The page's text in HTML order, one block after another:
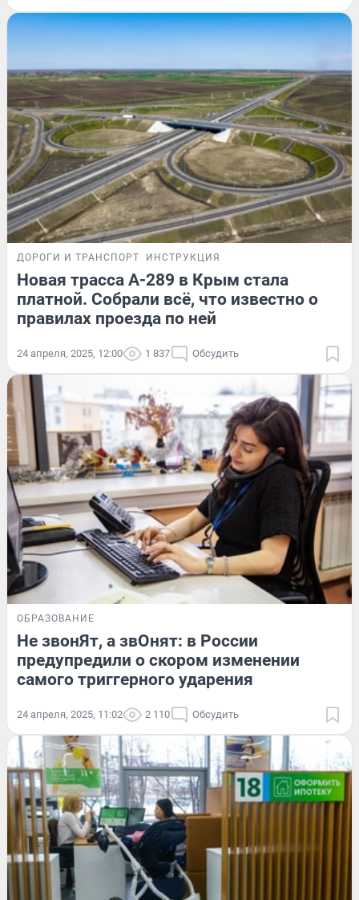
ДОРОГИ И ТРАНСПОРТ ИНСТРУКЦИЯ
Новая трасса А-289 в Крым стала
платной. Собрали всё, что известно о
правилах проезда по ней
24 апреля, 2025, 12:00 1 837 Обсудить
ОБРАЗОВАНИЕ
Не звонЯт, а звОнят: в России
предупредили о скором изменении
самого триггерного ударения
24 апреля, 2025, 11:02 2 110 Обсудить